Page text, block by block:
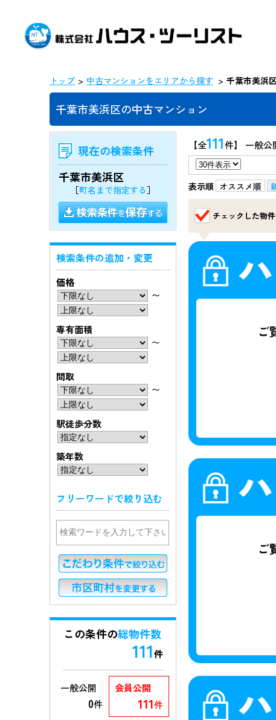
トップ 中古マンションをエリアから探す 千葉市美浜
千葉市美浜区の中古マンション
【全111件】 一般公
表示順 オススメ順
チェックした物
現在の検索条件
千葉市美浜区
［町名まで指定する］
検索条件の追加・変更
価格
〜
専有面積
〜
間取
〜
駅徒歩分数
築年数
フリーワードで絞り込む
この条件の総物件数
111件
会員公開
111件
一般公開
0件